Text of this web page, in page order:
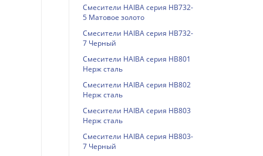
Смесители HAIBA серия HB732-
5 Матовое золото
Смесители HAIBA серия HB732-
7 Черный
Смесители HAIBA серия HB801
Нерж сталь
Смесители HAIBA серия HB802
Нерж сталь
Смесители HAIBA серия HB803
Нерж сталь
Смесители HAIBA серия HB803-
7 Черный